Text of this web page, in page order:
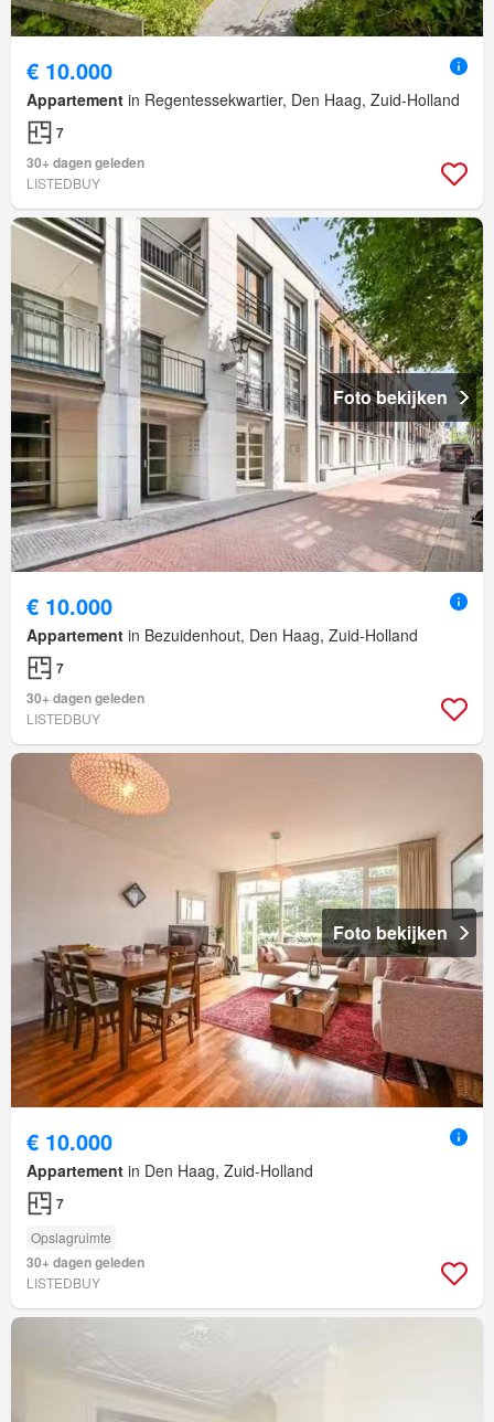
€ 10.000
Appartement in Regentessekwartier, Den Haag, Zuid-Holland
7
30+ dagen geleden
LISTEDBUY
Foto bekijken
€ 10.000
Appartement in Bezuidenhout, Den Haag, Zuid-Holland
7
30+ dagen geleden
LISTEDBUY
Foto bekijken
€ 10.000
Appartement in Den Haag, Zuid-Holland
7
Opslagruimte
30+ dagen geleden
LISTEDBUY